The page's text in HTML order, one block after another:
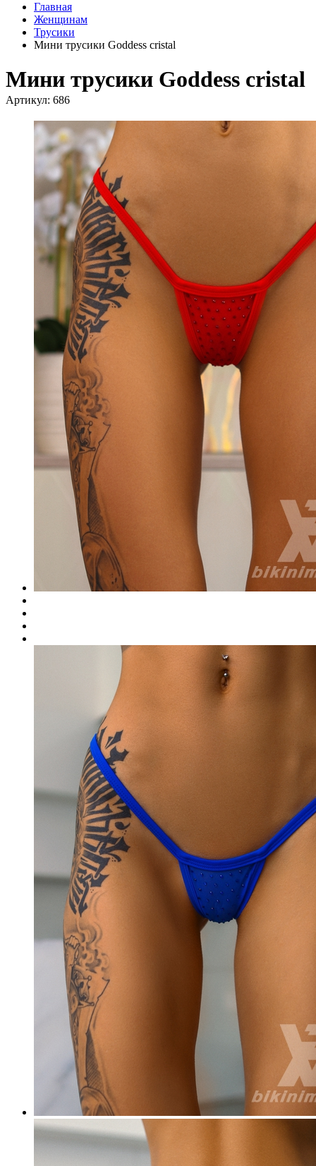
Главная
Женщинам
Трусики
Мини трусики Goddess cristal
Мини трусики Goddess cristal
Артикул: 686